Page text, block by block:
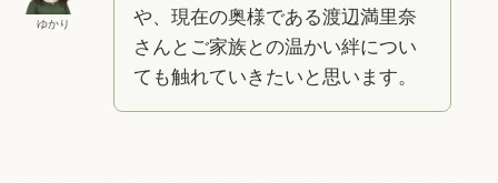
ゆかり
や、現在の奥様である渡辺満里奈
さんとご家族との温かい絆につい
ても触れていきたいと思います。